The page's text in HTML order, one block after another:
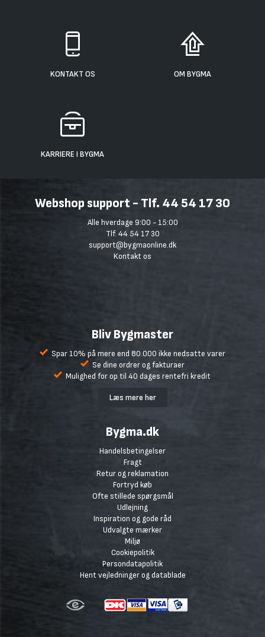
KONTAKT OS OM BYGMA
KARRIERE I BYGMA
Webshop support - Tlf. 44 54 17 30
Alle hverdage 9:00 - 15:00
Tlf. 44 54 17 30
support@bygmaonline.dk
Kontakt os
Bliv Bygmaster
Spar 10% på mere end 80.000 ikke nedsatte varer
Se dine ordrer og fakturaer
Mulighed for op til 40 dages rentefri kredit
Læs mere her
Bygma.dk
Handelsbetingelser
Fragt
Retur og reklamation
Fortryd køb
Ofte stillede spørgsmål
Udlejning
Inspiration og gode råd
Udvalgte mærker
Miljø
Cookiepolitik
Persondatapolitik
Hent vejledninger og datablade